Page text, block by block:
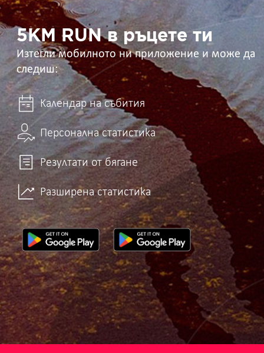
в
ръцете
ти 5KM RUN в ръцете ти
Изтегли мобилното ни приложение и може да
следиш:
Календар на събития
Персонална статистика
Резултати от бягане
Разширена статистика